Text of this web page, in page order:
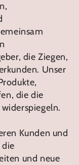
die Ziegen,
Unser
die die
Kunden und
und neue